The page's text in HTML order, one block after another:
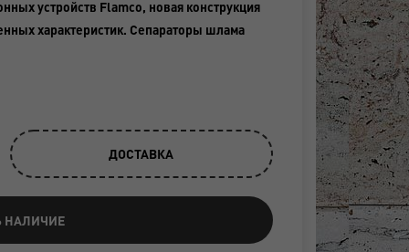
устройств Flamco, новая конструкция
характеристик. Сепараторы шлама
ДОСТАВКА
НАЛИЧИЕ